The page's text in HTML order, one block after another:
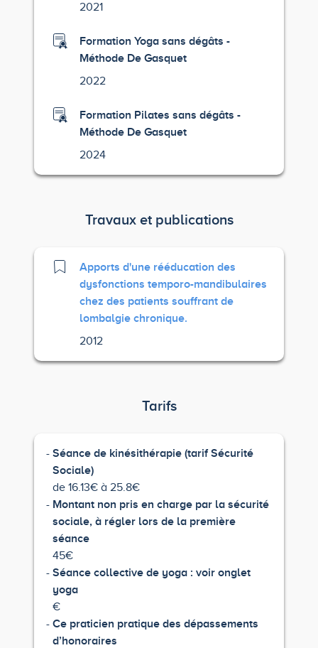
2021
Formation Yoga sans dégâts -
Méthode De Gasquet
2022
Formation Pilates sans dégâts -
Méthode De Gasquet
2024
Travaux et publications
Apports d'une rééducation des
dysfonctions temporo-mandibulaires
chez des patients souffrant de
lombalgie chronique.
2012
Tarifs
Séance de kinésithérapie (tarif Sécurité
Sociale)
de 16.13€ à 25.8€
Montant non pris en charge par la sécurité
sociale, à régler lors de la première
séance
45€
Séance collective de yoga : voir onglet
yoga
€
Ce praticien pratique des dépassements
d’honoraires